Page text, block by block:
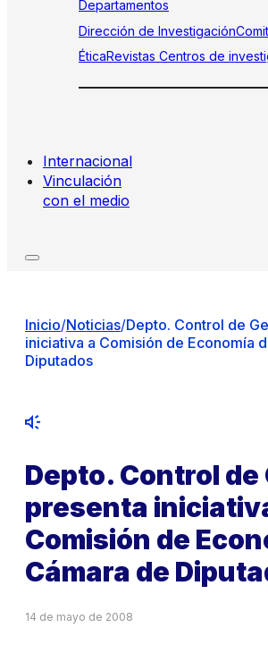
Departamentos
Dirección de Investigación
ÉticaRevistas Centros de
Internacional
Vinculación
con el medio
Inicio/Noticias/Depto. Control de
iniciativa a Comisión de Economía
Diputados
Depto. Control de
presenta
Comisión de
Cámara de
14 de mayo de 2008